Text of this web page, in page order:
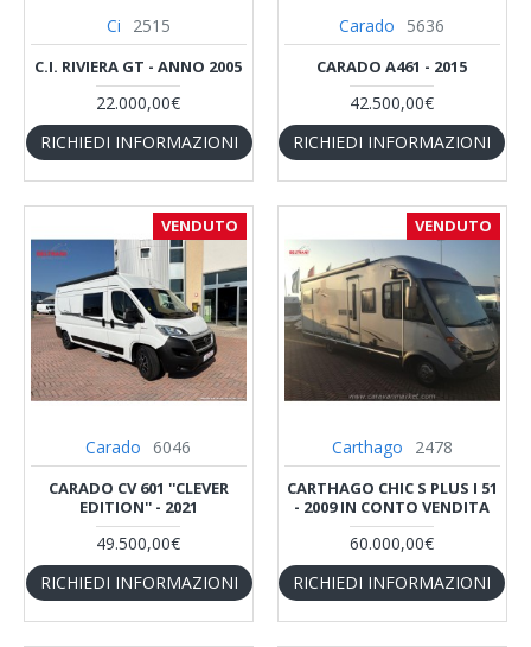
Ci 2515
C.I. RIVIERA GT - ANNO 2005
22.000,00€
RICHIEDI INFORMAZIONI
Carado 5636
CARADO A461 - 2015
42.500,00€
RICHIEDI INFORMAZIONI
VENDUTO
Carado 6046
CARADO CV 601 ''CLEVER
EDITION'' - 2021
49.500,00€
RICHIEDI INFORMAZIONI
VENDUTO
Carthago 2478
CARTHAGO CHIC S PLUS I 51
- 2009 IN CONTO VENDITA
60.000,00€
RICHIEDI INFORMAZIONI